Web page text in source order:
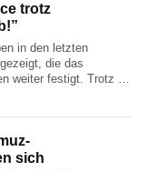
trotz
in den letzten
die das
weiter festigt. Trotz …
sich